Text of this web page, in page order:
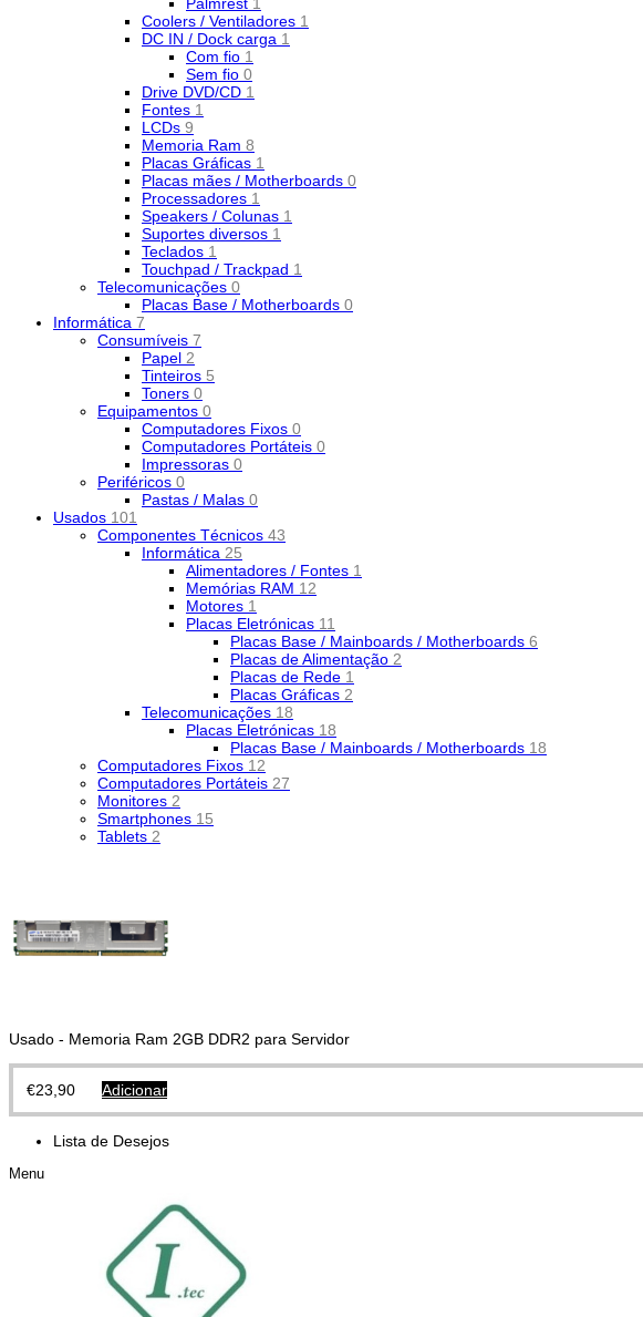
Coolers / Ventiladores 1
DC IN / Dock carga 1
Com fio 1
Sem fio 0
Drive DVD/CD 1
Fontes 1
LCDs 9
Memoria Ram 8
Placas Gráficas 1
Placas mães / Motherboards 0
Processadores 1
Speakers / Colunas 1
Suportes diversos 1
Teclados 1
Touchpad / Trackpad 1
Telecomunicações 0
Placas Base / Motherboards 0
Informática 7
Consumíveis 7
Papel 2
Tinteiros 5
Toners 0
Equipamentos 0
Computadores Fixos 0
Computadores Portáteis 0
Impressoras 0
Periféricos 0
Pastas / Malas 0
Usados 101
Componentes Técnicos 43
Informática 25
Alimentadores / Fontes 1
Memórias RAM 12
Motores 1
Placas Eletrónicas 11
Placas Base / Mainboards / Motherboards 6
Placas de Alimentação 2
Placas de Rede 1
Placas Gráficas 2
Telecomunicações 18
Placas Eletrónicas 18
Placas Base / Mainboards / Motherboards 18
Computadores Fixos 12
Computadores Portáteis 27
Monitores 2
Smartphones 15
Tablets 2
Usado - Memoria Ram 2GB DDR2 para Servidor
€23,90 Adicionar
Lista de Desejos
Menu